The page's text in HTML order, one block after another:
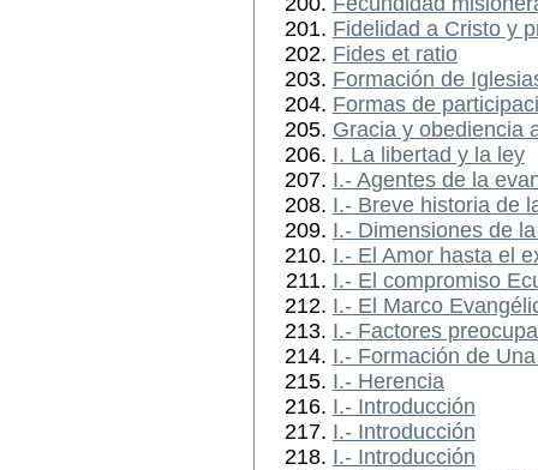
Fidelidad a Cristo y
Fides et ratio
Formación de
Formas de
Gracia y obediencia
I. La libertad y la ley
I.- Agentes de la
I.- Breve historia de
I.- Dimensiones de
I.- El Amor hasta el
I.- El compromiso
I.- El Marco
I.- Factores
I.- Formación de
I.- Herencia
I.- Introducción
I.- Introducción
I.- Introducción